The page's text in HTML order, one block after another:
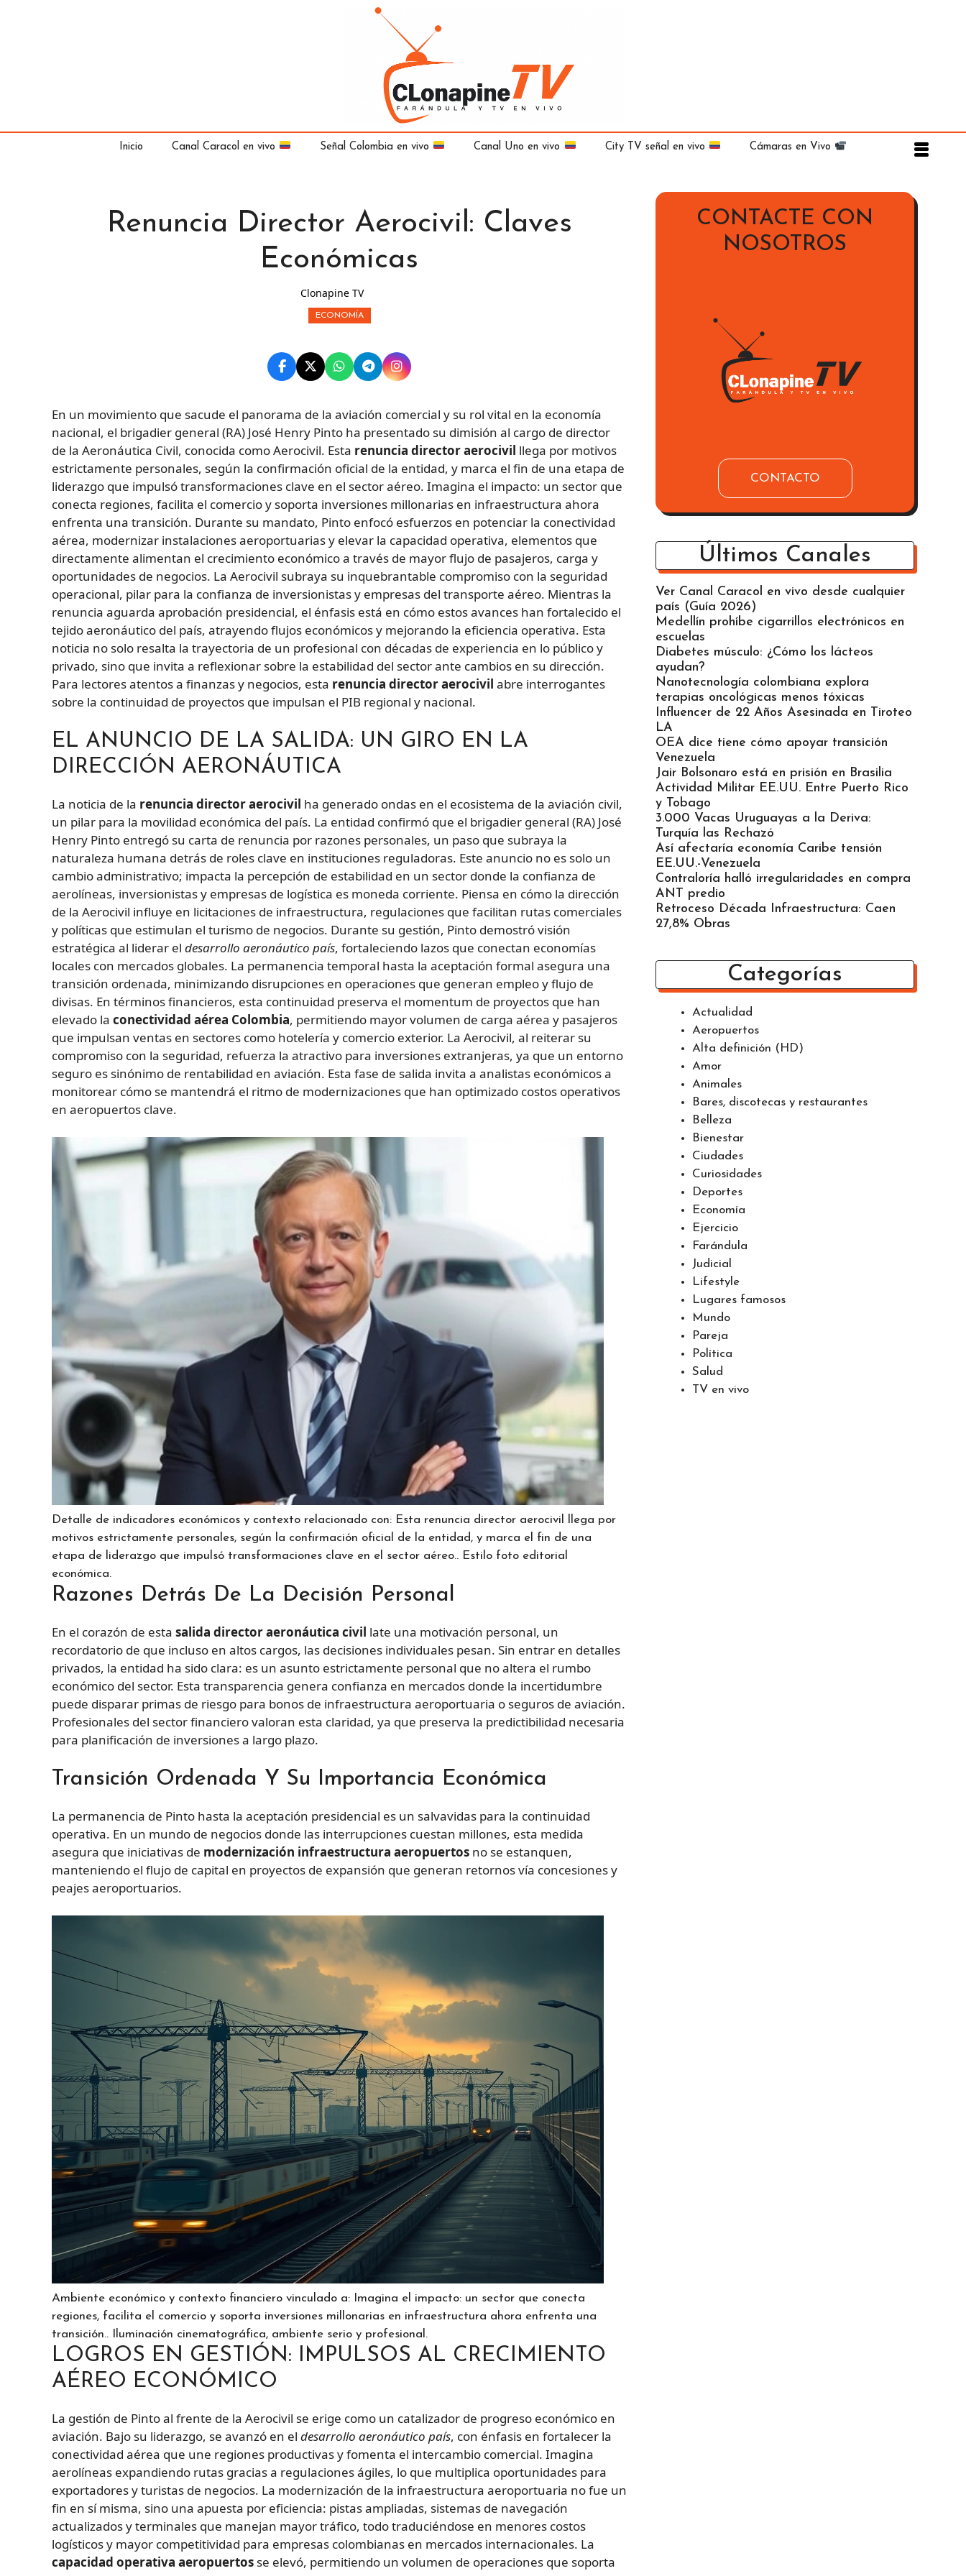
Inicio Canal Caracol en vivo Señal Colombia en vivo Canal Uno en vivo City TV señal en vivo Cámaras en Vivo
Renuncia Director Aerocivil: Claves
Económicas
Clonapine TV
ECONOMÍA
En un movimiento que sacude el panorama de la aviación comercial y su rol vital en la economía
nacional, el brigadier general (RA) José Henry Pinto ha presentado su dimisión al cargo de director
de la Aeronáutica Civil, conocida como Aerocivil. Esta renuncia director aerocivil llega por motivos
estrictamente personales, según la confirmación oficial de la entidad, y marca el fin de una etapa de
liderazgo que impulsó transformaciones clave en el sector aéreo. Imagina el impacto: un sector que
conecta regiones, facilita el comercio y soporta inversiones millonarias en infraestructura ahora
enfrenta una transición. Durante su mandato, Pinto enfocó esfuerzos en potenciar la conectividad
aérea, modernizar instalaciones aeroportuarias y elevar la capacidad operativa, elementos que
directamente alimentan el crecimiento económico a través de mayor flujo de pasajeros, carga y
oportunidades de negocios. La Aerocivil subraya su inquebrantable compromiso con la seguridad
operacional, pilar para la confianza de inversionistas y empresas del transporte aéreo. Mientras la
renuncia aguarda aprobación presidencial, el énfasis está en cómo estos avances han fortalecido el
tejido aeronáutico del país, atrayendo flujos económicos y mejorando la eficiencia operativa. Esta
noticia no solo resalta la trayectoria de un profesional con décadas de experiencia en lo público y
privado, sino que invita a reflexionar sobre la estabilidad del sector ante cambios en su dirección.
Para lectores atentos a finanzas y negocios, esta renuncia director aerocivil abre interrogantes
sobre la continuidad de proyectos que impulsan el PIB regional y nacional.
EL ANUNCIO DE LA SALIDA: UN GIRO EN LA
DIRECCIÓN AERONÁUTICA
La noticia de la renuncia director aerocivil ha generado ondas en el ecosistema de la aviación civil,
un pilar para la movilidad económica del país. La entidad confirmó que el brigadier general (RA) José
Henry Pinto entregó su carta de renuncia por razones personales, un paso que subraya la
naturaleza humana detrás de roles clave en instituciones reguladoras. Este anuncio no es solo un
cambio administrativo; impacta la percepción de estabilidad en un sector donde la confianza de
aerolíneas, inversionistas y empresas de logística es moneda corriente. Piensa en cómo la dirección
de la Aerocivil influye en licitaciones de infraestructura, regulaciones que facilitan rutas comerciales
y políticas que estimulan el turismo de negocios. Durante su gestión, Pinto demostró visión
estratégica al liderar el desarrollo aeronáutico país, fortaleciendo lazos que conectan economías
locales con mercados globales. La permanencia temporal hasta la aceptación formal asegura una
transición ordenada, minimizando disrupciones en operaciones que generan empleo y flujo de
divisas. En términos financieros, esta continuidad preserva el momentum de proyectos que han
elevado la conectividad aérea Colombia, permitiendo mayor volumen de carga aérea y pasajeros
que impulsan ventas en sectores como hotelería y comercio exterior. La Aerocivil, al reiterar su
compromiso con la seguridad, refuerza la atractivo para inversiones extranjeras, ya que un entorno
seguro es sinónimo de rentabilidad en aviación. Esta fase de salida invita a analistas económicos a
monitorear cómo se mantendrá el ritmo de modernizaciones que han optimizado costos operativos
en aeropuertos clave.
Detalle de indicadores económicos y contexto relacionado con: Esta renuncia director aerocivil llega por
motivos estrictamente personales, según la confirmación oficial de la entidad, y marca el fin de una
etapa de liderazgo que impulsó transformaciones clave en el sector aéreo.. Estilo foto editorial
económica.
Razones Detrás De La Decisión Personal
En el corazón de esta salida director aeronáutica civil late una motivación personal, un
recordatorio de que incluso en altos cargos, las decisiones individuales pesan. Sin entrar en detalles
privados, la entidad ha sido clara: es un asunto estrictamente personal que no altera el rumbo
económico del sector. Esta transparencia genera confianza en mercados donde la incertidumbre
puede disparar primas de riesgo para bonos de infraestructura aeroportuaria o seguros de aviación.
Profesionales del sector financiero valoran esta claridad, ya que preserva la predictibilidad necesaria
para planificación de inversiones a largo plazo.
Transición Ordenada Y Su Importancia Económica
La permanencia de Pinto hasta la aceptación presidencial es un salvavidas para la continuidad
operativa. En un mundo de negocios donde las interrupciones cuestan millones, esta medida
asegura que iniciativas de modernización infraestructura aeropuertos no se estanquen,
manteniendo el flujo de capital en proyectos de expansión que generan retornos vía concesiones y
peajes aeroportuarios.
Ambiente económico y contexto financiero vinculado a: Imagina el impacto: un sector que conecta
regiones, facilita el comercio y soporta inversiones millonarias en infraestructura ahora enfrenta una
transición.. Iluminación cinematográfica, ambiente serio y profesional.
LOGROS EN GESTIÓN: IMPULSOS AL CRECIMIENTO
AÉREO ECONÓMICO
La gestión de Pinto al frente de la Aerocivil se erige como un catalizador de progreso económico en
aviación. Bajo su liderazgo, se avanzó en el desarrollo aeronáutico país, con énfasis en fortalecer la
conectividad aérea que une regiones productivas y fomenta el intercambio comercial. Imagina
aerolíneas expandiendo rutas gracias a regulaciones ágiles, lo que multiplica oportunidades para
exportadores y turistas de negocios. La modernización de la infraestructura aeroportuaria no fue un
fin en sí misma, sino una apuesta por eficiencia: pistas ampliadas, sistemas de navegación
actualizados y terminales que manejan mayor tráfico, todo traduciéndose en menores costos
logísticos y mayor competitividad para empresas colombianas en mercados internacionales. La
capacidad operativa aeropuertos se elevó, permitiendo un volumen de operaciones que soporta
CONTACTE CON
NOSOTROS
CONTACTO
Últimos Canales
Ver Canal Caracol en vivo desde cualquier
país (Guía 2026)
Medellín prohíbe cigarrillos electrónicos en
escuelas
Diabetes músculo: ¿Cómo los lácteos
ayudan?
Nanotecnología colombiana explora
terapias oncológicas menos tóxicas
Influencer de 22 Años Asesinada en Tiroteo
LA
OEA dice tiene cómo apoyar transición
Venezuela
Jair Bolsonaro está en prisión en Brasilia
Actividad Militar EE.UU. Entre Puerto Rico
y Tobago
3.000 Vacas Uruguayas a la Deriva:
Turquía las Rechazó
Así afectaría economía Caribe tensión
EE.UU.-Venezuela
Contraloría halló irregularidades en compra
ANT predio
Retroceso Década Infraestructura: Caen
27,8% Obras
Categorías
Actualidad
Aeropuertos
Alta definición (HD)
Amor
Animales
Bares, discotecas y restaurantes
Belleza
Bienestar
Ciudades
Curiosidades
Deportes
Economía
Ejercicio
Farándula
Judicial
Lifestyle
Lugares famosos
Mundo
Pareja
Política
Salud
TV en vivo